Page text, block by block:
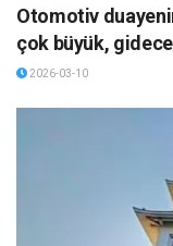
Otomotiv
çok büyük,
2026-03-10